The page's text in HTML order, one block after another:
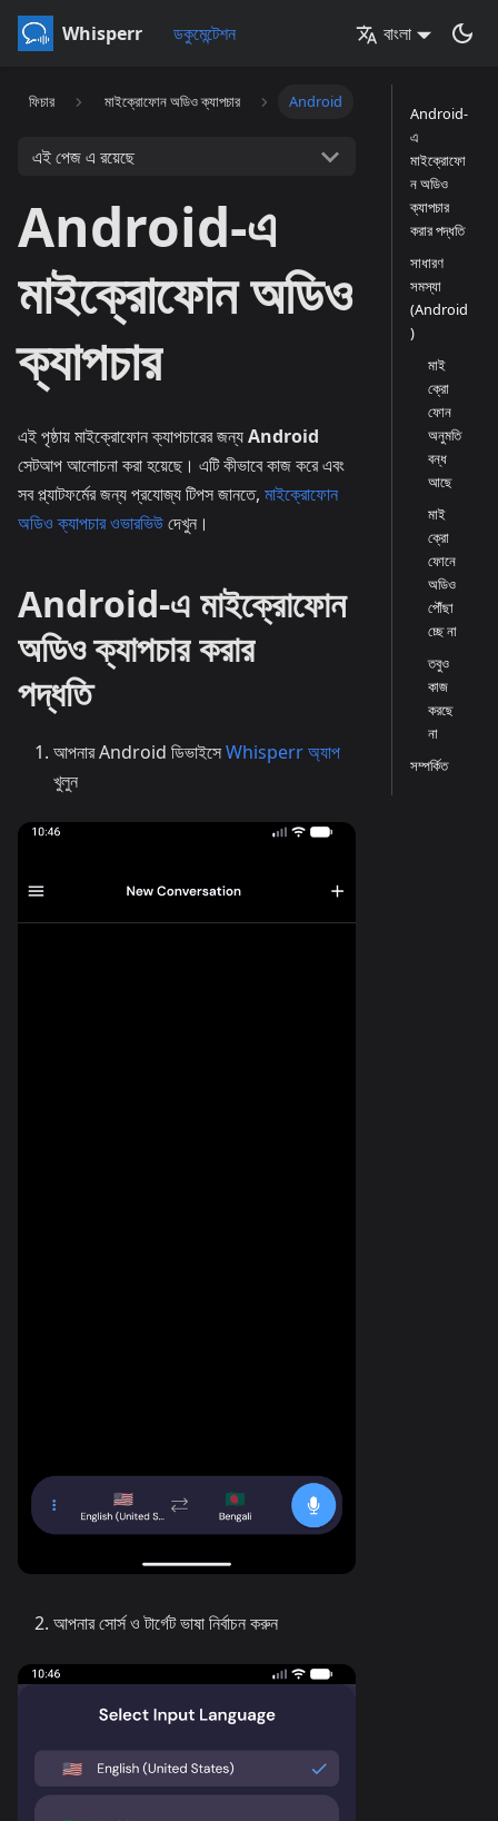
Whisperr ডকুমেন্টেশন বাংলা
ফিচার মাইক্রোফোন অডিও ক্যাপচার Android
এই পেজ এ রয়েছে
Android-এ
মাইক্রোফোন অডিও
ক্যাপচার
এই পৃষ্ঠায় মাইক্রোফোন ক্যাপচারের জন্যAndroid
সেটআপ আলোচনা করা হয়েছে। এটি কীভাবে কাজ করে এবং
সব প্ল্যাটফর্মের জন্য প্রযোজ্য টিপস জানতে, মাইক্রোফোন
অডিও ক্যাপচার ওভারভিউদেখুন।
Android-এ মাইক্রোফোন
অডিও ক্যাপচার করার
পদ্ধতি
আপনার Android ডিভাইসেWhisperr অ্যাপ
খুলুন
আপনার সোর্স ও টার্গেট ভাষা নির্বাচন করুন
Android-
এ
মাইক্রোফো
ন অডিও
ক্যাপচার
করার পদ্ধতি
সাধারণ
সমস্যা
(Android
)
মাই
ক্রো
ফোন
অনুমতি
বন্ধ
আছে
মাই
ক্রো
ফোনে
অডিও
পৌঁছা
চ্ছে না
তবুও
কাজ
করছে
না
সম্পর্কিত